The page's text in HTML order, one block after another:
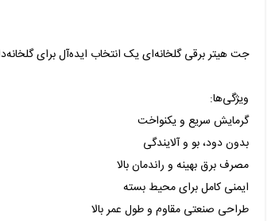
جت هیتر برقی گلخانه‌ای یک انتخاب ایده‌آل برای
ویژگی‌ها:
گرمایش سریع و یکنواخت
بدون دود، بو و آلایندگی
مصرف برق بهینه و راندمان بالا
ایمنی کامل برای محیط بسته
طراحی صنعتی مقاوم و طول عمر بالا